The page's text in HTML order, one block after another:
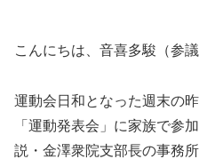
こんにちは、音喜多駿（参
運動会日和となった週末の
「運動発表会」に家族で参
説・金澤衆院支部長の事務